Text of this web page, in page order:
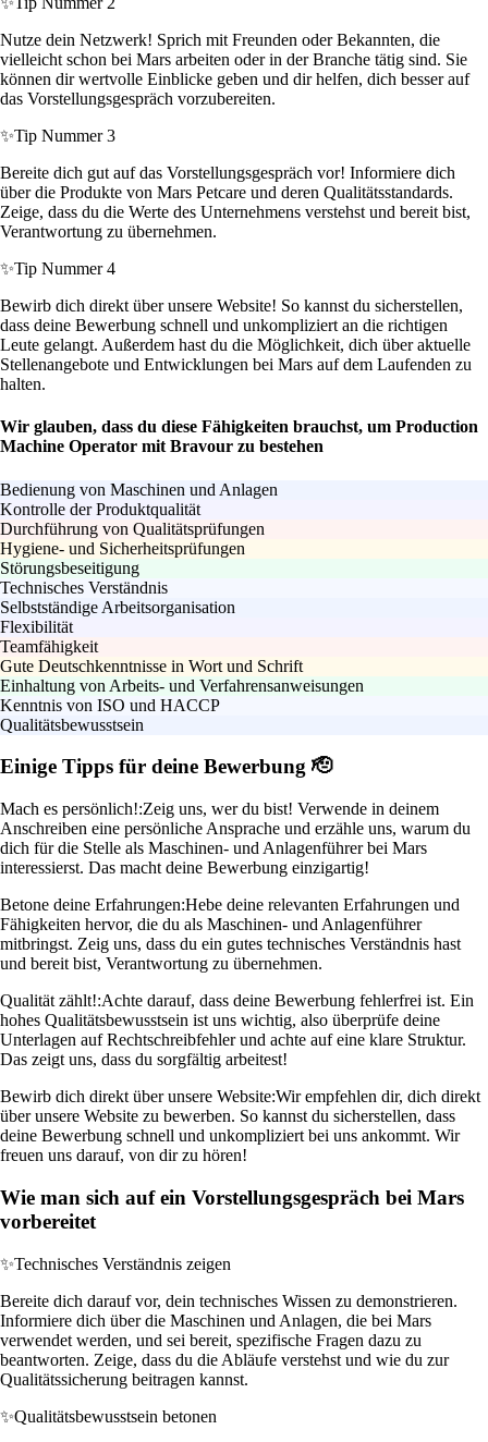
Nutze dein Netzwerk! Sprich mit Freunden oder Bekannten, die
vielleicht schon bei Mars arbeiten oder in der Branche tätig sind. Sie
können dir wertvolle Einblicke geben und dir helfen, dich besser auf
das Vorstellungsgespräch vorzubereiten.
✨Tip Nummer 3
Bereite dich gut auf das Vorstellungsgespräch vor! Informiere dich
über die Produkte von Mars Petcare und deren Qualitätsstandards.
Zeige, dass du die Werte des Unternehmens verstehst und bereit bist,
Verantwortung zu übernehmen.
✨Tip Nummer 4
Bewirb dich direkt über unsere Website! So kannst du sicherstellen,
dass deine Bewerbung schnell und unkompliziert an die richtigen
Leute gelangt. Außerdem hast du die Möglichkeit, dich über aktuelle
Stellenangebote und Entwicklungen bei Mars auf dem Laufenden zu
halten.
Wir glauben, dass du diese Fähigkeiten brauchst, um Production
Machine Operator mit Bravour zu bestehen
Bedienung von Maschinen und Anlagen
Kontrolle der Produktqualität
Durchführung von Qualitätsprüfungen
Hygiene- und Sicherheitsprüfungen
Störungsbeseitigung
Technisches Verständnis
Selbstständige Arbeitsorganisation
Flexibilität
Teamfähigkeit
Gute Deutschkenntnisse in Wort und Schrift
Einhaltung von Arbeits- und Verfahrensanweisungen
Kenntnis von ISO und HACCP
Qualitätsbewusstsein
Einige Tipps für deine Bewerbung 🫡
Mach es persönlich!:Zeig uns, wer du bist! Verwende in deinem
Anschreiben eine persönliche Ansprache und erzähle uns, warum du
dich für die Stelle als Maschinen- und Anlagenführer bei Mars
interessierst. Das macht deine Bewerbung einzigartig!
Betone deine Erfahrungen:Hebe deine relevanten Erfahrungen und
Fähigkeiten hervor, die du als Maschinen- und Anlagenführer
mitbringst. Zeig uns, dass du ein gutes technisches Verständnis hast
und bereit bist, Verantwortung zu übernehmen.
Qualität zählt!:Achte darauf, dass deine Bewerbung fehlerfrei ist. Ein
hohes Qualitätsbewusstsein ist uns wichtig, also überprüfe deine
Unterlagen auf Rechtschreibfehler und achte auf eine klare Struktur.
Das zeigt uns, dass du sorgfältig arbeitest!
Bewirb dich direkt über unsere Website:Wir empfehlen dir, dich direkt
über unsere Website zu bewerben. So kannst du sicherstellen, dass
deine Bewerbung schnell und unkompliziert bei uns ankommt. Wir
freuen uns darauf, von dir zu hören!
Wie man sich auf ein Vorstellungsgespräch bei Mars
vorbereitet
✨Technisches Verständnis zeigen
Bereite dich darauf vor, dein technisches Wissen zu demonstrieren.
Informiere dich über die Maschinen und Anlagen, die bei Mars
verwendet werden, und sei bereit, spezifische Fragen dazu zu
beantworten. Zeige, dass du die Abläufe verstehst und wie du zur
Qualitätssicherung beitragen kannst.
✨Qualitätsbewusstsein betonen